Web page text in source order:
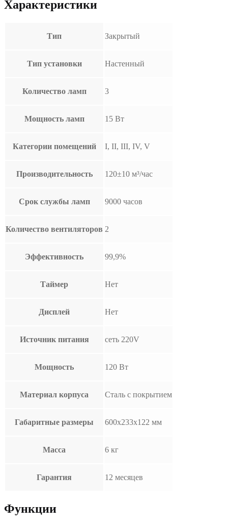
Характеристики
Тип Закрытый
Тип установки Настенный
Количество ламп 3
Мощность ламп 15 Вт
Категории помещений I, II, III, IV, V
Производительность 120±10 м³/час
Срок службы ламп 9000 часов
Количество вентиляторов 2
Эффективность 99,9%
Таймер Нет
Дисплей Нет
Источник питания сеть 220V
Мощность 120 Вт
Материал корпуса Сталь с покрытием
Габаритные размеры 600х233х122 мм
Масса 6 кг
Гарантия 12 месяцев
Функции